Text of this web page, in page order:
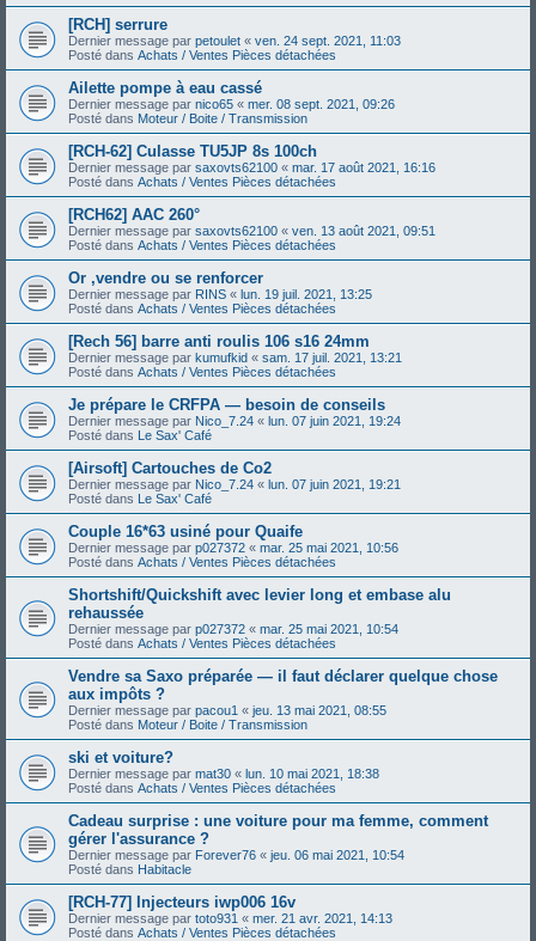
[RCH] serrure
Dernier message par petoulet « ven. 24 sept. 2021, 11:03
Posté dans Achats / Ventes Pièces détachées
Ailette pompe à eau cassé
Dernier message par nico65 « mer. 08 sept. 2021, 09:26
Posté dans Moteur / Boite / Transmission
[RCH-62] Culasse TU5JP 8s 100ch
Dernier message par saxovts62100 « mar. 17 août 2021, 16:16
Posté dans Achats / Ventes Pièces détachées
[RCH62] AAC 260°
Dernier message par saxovts62100 « ven. 13 août 2021, 09:51
Posté dans Achats / Ventes Pièces détachées
Or ,vendre ou se renforcer
Dernier message par RINS « lun. 19 juil. 2021, 13:25
Posté dans Achats / Ventes Pièces détachées
[Rech 56] barre anti roulis 106 s16 24mm
Dernier message par kumufkid « sam. 17 juil. 2021, 13:21
Posté dans Achats / Ventes Pièces détachées
Je prépare le CRFPA — besoin de conseils
Dernier message par Nico_7.24 « lun. 07 juin 2021, 19:24
Posté dans Le Sax' Café
[Airsoft] Cartouches de Co2
Dernier message par Nico_7.24 « lun. 07 juin 2021, 19:21
Posté dans Le Sax' Café
Couple 16*63 usiné pour Quaife
Dernier message par p027372 « mar. 25 mai 2021, 10:56
Posté dans Achats / Ventes Pièces détachées
Shortshift/Quickshift avec levier long et embase alu
rehaussée
Dernier message par p027372 « mar. 25 mai 2021, 10:54
Posté dans Achats / Ventes Pièces détachées
Vendre sa Saxo préparée — il faut déclarer quelque chose
aux impôts ?
Dernier message par pacou1 « jeu. 13 mai 2021, 08:55
Posté dans Moteur / Boite / Transmission
ski et voiture?
Dernier message par mat30 « lun. 10 mai 2021, 18:38
Posté dans Achats / Ventes Pièces détachées
Cadeau surprise : une voiture pour ma femme, comment
gérer l'assurance ?
Dernier message par Forever76 « jeu. 06 mai 2021, 10:54
Posté dans Habitacle
[RCH-77] Injecteurs iwp006 16v
Dernier message par toto931 « mer. 21 avr. 2021, 14:13
Posté dans Achats / Ventes Pièces détachées